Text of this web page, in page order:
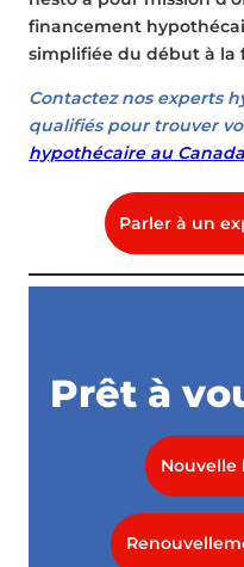
financement
simplifiée du début à la
Contactez nos experts
qualifiés pour trouver
hypothécaire au Canada
Parler à un
Prêt à